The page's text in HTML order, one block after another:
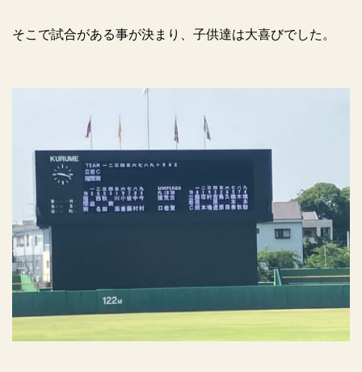
そこで試合がある事が決まり、子供達は大喜びでした。